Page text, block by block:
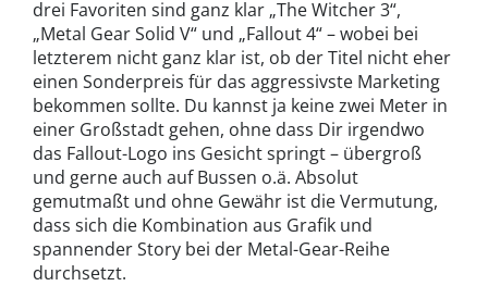
drei Favoriten sind ganz klar „The Witcher 3“,
„Metal Gear Solid V“ und „Fallout 4“ – wobei bei
letzterem nicht ganz klar ist, ob der Titel nicht eher
einen Sonderpreis für das aggressivste Marketing
bekommen sollte. Du kannst ja keine zwei Meter in
einer Großstadt gehen, ohne dass Dir irgendwo
das Fallout-Logo ins Gesicht springt – übergroß
und gerne auch auf Bussen o.ä. Absolut
gemutmaßt und ohne Gewähr ist die Vermutung,
dass sich die Kombination aus Grafik und
spannender Story bei der Metal-Gear-Reihe
durchsetzt.